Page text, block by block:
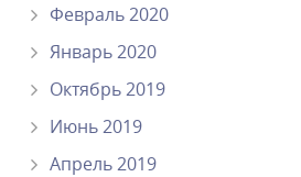
Февраль 2020
Январь 2020
Октябрь 2019
Июнь 2019
Апрель 2019